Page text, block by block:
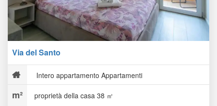
Via del Santo
Intero appartamento Appartamenti
proprietà della casa 38 ㎡